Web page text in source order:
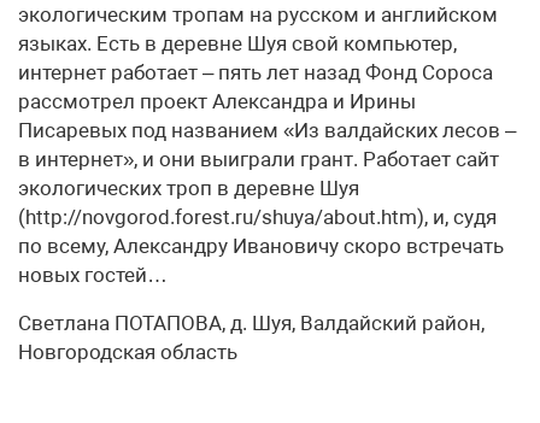
экологическим тропам на русском и английском
языках. Есть в деревне Шуя свой компьютер,
интернет работает – пять лет назад Фонд Сороса
рассмотрел проект Александра и Ирины
Писаревых под названием «Из валдайских лесов –
в интернет», и они выиграли грант. Работает сайт
экологических троп в деревне Шуя
(http://novgorod.forest.ru/shuya/about.htm), и, судя
по всему, Александру Ивановичу скоро встречать
новых гостей…
Светлана ПОТАПОВА, д. Шуя, Валдайский район,
Новгородская область